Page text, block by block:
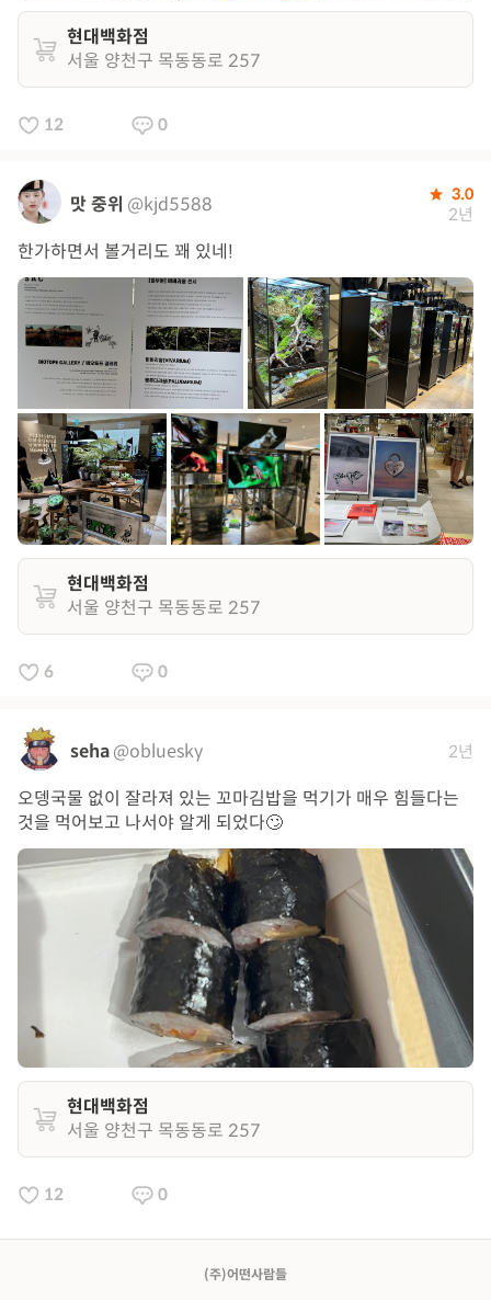
현대백화점
서울 양천구 목동동로 257
12 0
맛 중위 @kjd5588 3.0
2년
한가하면서 볼거리도 꽤 있네!
현대백화점
서울 양천구 목동동로 257
6 0
seha@obluesky 2년
오뎅국물 없이 잘라져 있는 꼬마김밥을 먹기가 매우 힘들다는
것을 먹어보고 나서야 알게 되었다🙄
현대백화점
서울 양천구 목동동로 257
12 0
(주)어떤사람들